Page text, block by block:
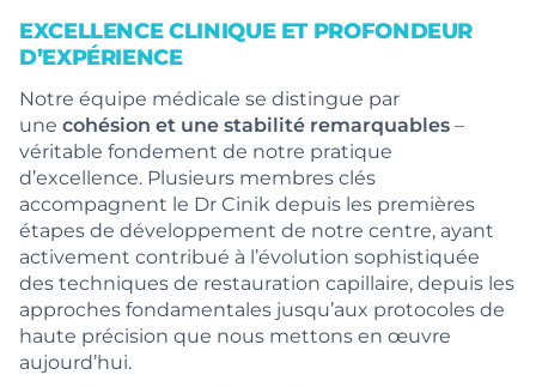
EXCELLENCE CLINIQUE ET PROFONDEUR
D’EXPÉRIENCE
Notre équipe médicale se distingue par
une cohésion et une stabilité remarquables–
véritable fondement de notre pratique
d’excellence. Plusieurs membres clés
accompagnent le Dr Cinik depuis les premières
étapes de développement de notre centre, ayant
activement contribué à l’évolution sophistiquée
des techniques de restauration capillaire, depuis les
approches fondamentales jusqu’aux protocoles de
haute précision que nous mettons en œuvre
aujourd’hui.